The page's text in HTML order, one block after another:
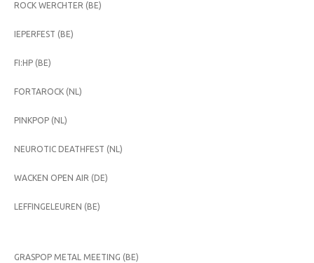
ROCK WERCHTER (BE)
IEPERFEST (BE)
FI:HP (BE)
FORTAROCK (NL)
PINKPOP (NL)
NEUROTIC DEATHFEST (NL)
WACKEN OPEN AIR (DE)
LEFFINGELEUREN (BE)
GRASPOP METAL MEETING (BE)